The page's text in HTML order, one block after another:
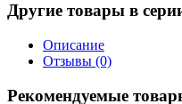
Другие товары в
Описание
Отзывы (0)
Рекомендуемые